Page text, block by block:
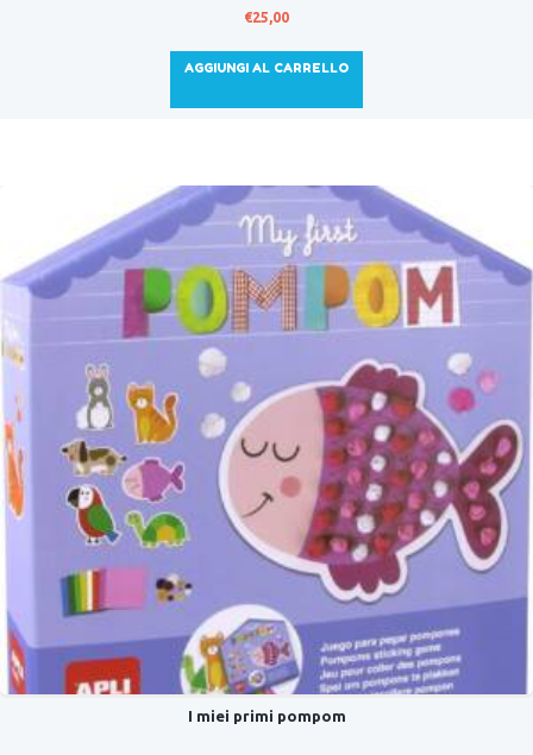
€25,00
AGGIUNGI AL CARRELLO
I miei primi pompom